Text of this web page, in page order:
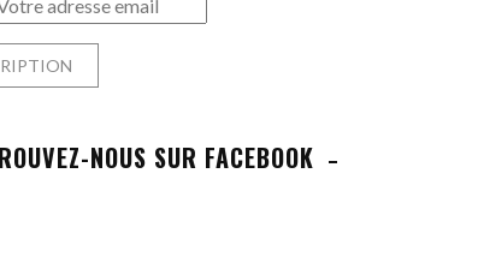
NOUS SUR FACEBOOK